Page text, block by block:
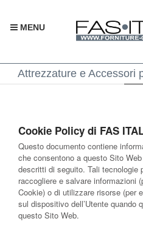
MENU
Attrezzature e Accessori
Cookie Policy di FAS
Questo documento contiene
che consentono a questo Sito
descritti di seguito. Tali tecnologie
raccogliere e salvare informazioni
Cookie) o di utilizzare risorse (per
sul dispositivo dell’Utente quando
questo Sito Web.